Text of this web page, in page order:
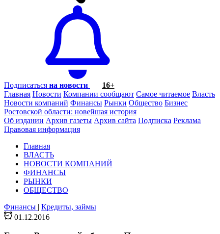
Подписаться на новости
16+
Главная Новости Компании сообщают Самое читаемое Власть
Новости компаний Финансы Рынки Общество Бизнес
Ростовской области: новейшая история
Об издании Архив газеты Архив сайта Подписка Реклама
Правовая информация
Главная
ВЛАСТЬ
НОВОСТИ КОМПАНИЙ
ФИНАНСЫ
РЫНКИ
ОБЩЕСТВО
Финансы | Кредиты, займы
01.12.2016